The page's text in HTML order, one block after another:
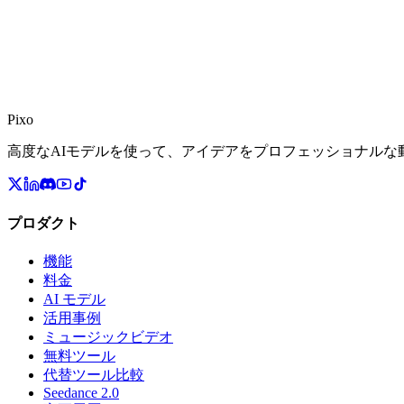
Pixo
高度なAIモデルを使って、アイデアをプロフェッショナルな
プロダクト
機能
料金
AI モデル
活用事例
ミュージックビデオ
無料ツール
代替ツール比較
Seedance 2.0